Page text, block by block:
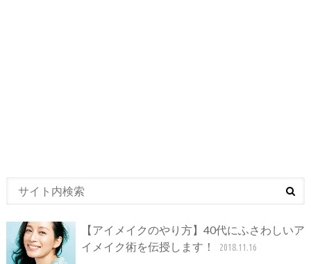
【アイメイクのやり方】40代にふさわしいア
イメイク術を伝授します！
2018.11.16